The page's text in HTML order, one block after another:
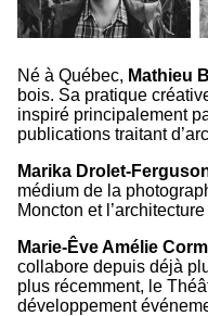
Né à Québec, Mathieu
bois. Sa pratique
inspiré principalement
publications traitant
Marika Drolet-
médium de la
Moncton et
Marie-Êve Amélie
collabore depuis déjà
plus récemment, le
développement